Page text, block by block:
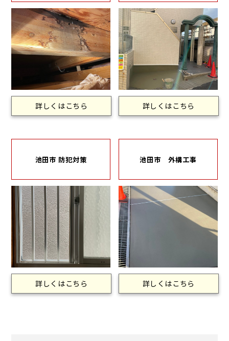
詳しくはこちら 詳しくはこちら
池田市 防犯対策
詳しくはこちら
池田市 外構工事
詳しくはこちら